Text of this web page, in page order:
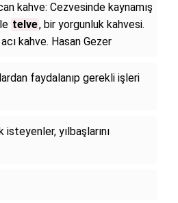
kahve: Cezvesinde kaynamış
telve, bir yorgunluk kahvesi.
kahve. Hasan Gezer
faydalanıp gerekli işleri
isteyenler, yılbaşlarını